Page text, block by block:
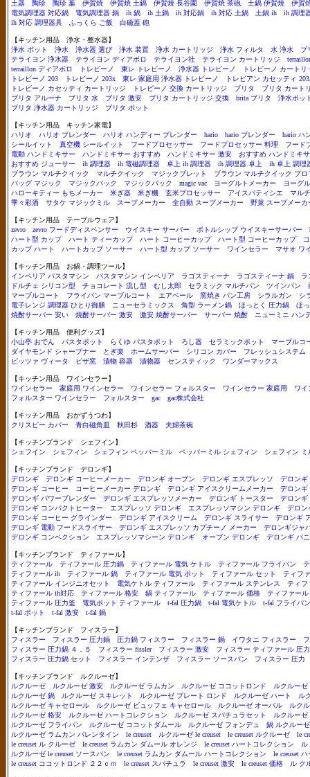
土器 陶珍 陶珍 葉 伊賀焼 伊賀焼 土鍋 伊賀焼 長谷園 伊賀焼 茶砲 土鍋 伊賀焼
伊賀
電気調理器 対応鍋
電気調理器 鍋 ih 鍋 ih 土鍋 ih 対応鍋 ih 対応 土鍋 土鍋 ih
ih 調理
ih 対応 調理器具
ふっくら ご飯 白磁蓋 砲
【キッチン用品 浄水・整水器】
浄水 ポット
浄水 浄水器 選び 浄水 装置 浄水 カートリッジ 浄水 フィルタ 水 浄水
ブ
テライヨン 浄水器
テライヨン ディアボロ テライヨン社 テライヨン カートリッジ
terraillon ディアボロ
トレビーノ 東レ トレビーノ 浄水器 トレビーノ
トレビーノ カートリ
トレビーノ 203
トレビーノ 203x 東レ 家庭用 浄水器 トレビーノ
トレビアン カセッティ
トレビーノ カセッティ カートリッジ
トレビーノ 交換 カートリッジ ブリタ
ブリタ カート
ブリタ アルーナ
ブリタ 水 ブリタ 激安 ブリタ カートリッジ 交換 brita ブリタ
浄水ポッ
ブリタ 浄水器 カートリッジ
ブリタ ポット
【キッチン用品 キッチン家電】
ハリオ
ハリオ ブレンダー ハリオ ハンディー ブレンダー hario hario ブレンダー
hario ハ
シールイット
真空機 シールイット フードプロセッサー フードプロセッサー 料理
フード
電動 ハンドミキサー
ハンドミキサー おすすめ ハンドミキサー 激安
おすすめ ハンドミキ
おすすめ ジューサー
ih 調理器 ih 電磁調理器 卓上 ih 調理器 ih 調理器 卓上
ih 卓上 調理
ブラウン マルチクイック
マルチクイック マジックブレット
ブラウン マルチクイック プ
バッグ マジック
マジックバック マジックパック magic vac ヨーグルトメーカー
ヨーグ
ハローキティー もちメーカー
米ぎ器 米ぎ機 玄米プロセッサー アイスパティシエ
マル
季々彩酒
サタケ マジックミル スープメーカー 全自動 スープメーカー 野菜 スープメーカ
【キッチン用品 テーブルウェア】
zevro
zevro フードディスペンサー ウイスキー サーバー ボトルシップ ウイスキーサーバー
ハート型 カップ
ハート ティーカップ ハート コーヒーカップ ハート型 コーヒーカップ
カップ ハート
ハートカップ ソーサー ハート型 カップ ソーサー ワインセラー マサオ ワ
【キッチン用品 お鍋・調理ツール】
インペリア パスタマシン
パスタマシン インペリア ラゴスティーナ ラゴスティーナ 鍋
ラ
ドルチェ シリコン型
チョコレート 流し型 むし太郎 セラミック マルチパン ツインパン
マーブルコート
フライパン マーブルコート エアベール 窯焼き パン工房 シラルガン
シ
電子レンジ 調理器 ひとり御膳
ニューセラミックス 角型 ラーメン鍋 ほっとく 圧力鍋
ほ
焼酎サーバー 安い
焼酎サーバー 激安 激安 焼酎サーバー サーバー 焼酎 ニューミニ ハン
【キッチン用品 便利グッズ】
小山亭 おでん
パスタポット らくゆ パスタポット ろし器 セラミックポット
マーブルコ
ダイヤモンド シャープナー
とぎ楽 ホームサーバー シリコン カバー
フレッシュシステム
ピッツァ ヴィータ
ピザ窯 漬物 容器 漬物器 センスティック ワンダーマックス
【キッチン用品 ワインセラー】
ワインセラー
家庭用 ワインセラー ワインセラー フォルスター ワインセラー 家庭用
ワイ
フォルスター ワインセラー
フォルスター gac gac株式会社
【キッチン用品 おかずうつわ】
クリスピー カバー
青白磁角皿 秋田杉 酒器 夫婦茶碗
【キッチンブランド シェフイン】
シェフイン
シェフィン シェフィン ペッパーミル ペッパーミル シェフィン シェフィン ミ
【キッチンブランド デロンギ】
デロンギ
デロンギ コーヒーメーカー デロンギ オーブン デロンギ エスプレッソ
デロンギ
デロンギ コーヒー
コーヒーメーカー デロンギ デロンギ アイスクリームメーカー
デロンギ
デロンギ パワーブレンダー
デロンギ エスプレッソメーカー デロンギ トースター
デロンギ
デロンギ コンパクトヒーター
エスプレッソ デロンギ エスプレッソマシン デロンギ
デロン
デロンギ コーヒー グラインダー
デロンギ アイスクリーム デロンギ スライサー
デロンギ
デロンギ 電動 フードスライサー
デロンギ エスプレッソ カプチーノ メーカー
デロンギジャ
デロンギ コンベクション
エスプレッソマシーン デロンギ オーブン デロンギ デロンギ バ
【キッチンブランド ティファール】
ティファール
ティファール 圧力鍋 ティファール 電気 ケトル ティファール フライパン
ティファール ih
ティファール 鍋 ティファール 電気 ポット ティファール セット
ティフ
ティファール インジニオセット
電気ケトル ティファール ティファール ステンレス
ティフ
ティファール ih対応
ティファール 格安 鍋 ティファール ティファール 価格
ティファー
ティファール 圧力釜
電気ポット ティファール t-fal 圧力鍋 t-fal 電気ケトル
t-fal フライパン
t-fal ポット
t-fal 激安 t-fal 鍋
【キッチンブランド フィスラー】
フィスラー
フィスラー 圧力鍋 圧力鍋 フィスラー フィスラー 鍋 イワタニ フィスラー
フィスラー 圧力鍋 ４．５
フィスラー fissler フィスラー 激安
フィスラー ティファール 圧
フィスラー 圧力鍋 セット
フィスラー インテンザ フィスラー ソースパン フィスラー 圧力
【キッチンブランド ルクルーゼ】
ルクルーゼ
ルクルーゼ 激安 ルクルーゼ ラムカン ルクルーゼ ココットロンド
ルクルーゼ
ルクルーゼ 鍋
ルクルーゼ スキレット ルクルーゼ プレート ロンド ルクルーゼ ハート
ル
ルクルーゼ キャセロール
ルクルーゼ ビュッフェ キャセロール ルクルーゼ オーバル
ルク
ルクルーゼ 格安
ルクルーゼ ハートコレクション ルクルーゼ スパチュラセット
ルクルーゼ
ルクルーゼ フライパン
ルクルーゼ ココットダムール ルクルーゼ フォンデュ
鍋 ルクルーゼ
ルクルーゼ ラムカン バレンタイン
le creuset ルクルーゼ le creuset le creuset ルクルーゼ
le
le creuset ル クルーゼ
le creuset ラムカン ダムール オレンジ le creuset ハートコレクション
ル
ルクルーゼ le creuset ソースパン
le creuset ラムカン ダムール ハートコレクション
le creuset
le creuset ココットロンド ２２ｃｍ
le creuset スパチュラ le creuset 激安 le creuset 価格 ル ク